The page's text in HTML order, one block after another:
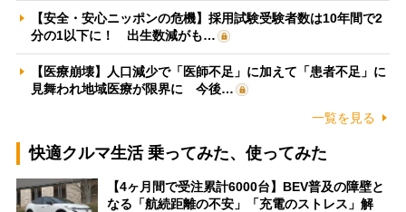
【安全・安心ニッポンの危機】採用試験受験者数は10年間で2
分の1以下に！ 出生数減がも…
【医療崩壊】人口減少で「医師不足」に加えて「患者不足」に
見舞われ地域医療が限界に 今後…
一覧を見る
快適クルマ生活 乗ってみた、使ってみた
【4ヶ月間で受注累計6000台】BEV普及の障壁と
なる「航続距離の不安」「充電のストレス」解